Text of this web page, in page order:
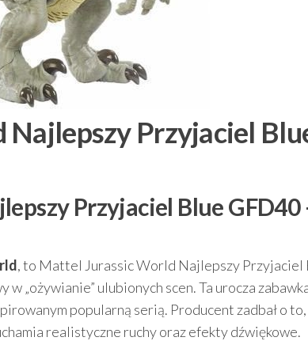
Przyjaciel
Przyjaciel Blue GFD40
, to Mattel Jurassic World Najlepszy Przyjaciel
w „ożywianie” ulubionych scen. Ta urocza
popularną serią. Producent zadbał o
realistyczne ruchy oraz efekty dźwiękowe.